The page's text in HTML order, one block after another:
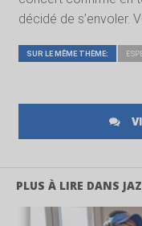
décidé de s’envoler.
SUR LE MÊME THÈME:
PLUS À LIRE DANS